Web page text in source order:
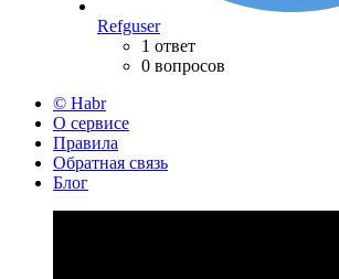
Refguser
1 ответ
0 вопросов
© Habr
О сервисе
Правила
Обратная связь
Блог